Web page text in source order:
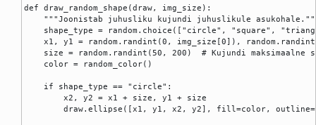
def draw_random_shape(draw, img_size):
"""Joonistab juhusliku kujundi juhuslikule
shape_type = random.choice(["circle", "square",
x1, y1 = random.randint(0, img_size[0]),
size = random.randint(50, 200)  # Kujundi maksimaalne
    color = random_color()
    if shape_type == "circle":
        x2, y2 = x1 + size, y1 + size
draw.ellipse([x1, y1, x2, y2], fill=color,